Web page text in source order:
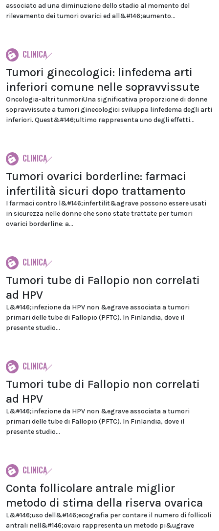
associato ad una diminuzione dello stadio al momento del
rilevamento dei tumori ovarici ed all&#146;aumento...
CLINICA
Tumori ginecologici: linfedema arti
inferiori comune nelle sopravvissute
Oncologia-altri tunmoriUna significativa proporzione di donne
sopravvissute a tumori ginecologici sviluppa linfedema degli arti
inferiori. Quest&#146;ultimo rappresenta uno degli effetti...
CLINICA
Tumori ovarici borderline: farmaci
infertilità sicuri dopo trattamento
I farmaci contro l&#146;infertilit&agrave possono essere usati
in sicurezza nelle donne che sono state trattate per tumori
ovarici borderline: a...
CLINICA
Tumori tube di Fallopio non correlati
ad HPV
L&#146;infezione da HPV non &egrave associata a tumori
primari delle tube di Fallopio (PFTC). In Finlandia, dove il
presente studio...
CLINICA
Tumori tube di Fallopio non correlati
ad HPV
L&#146;infezione da HPV non &egrave associata a tumori
primari delle tube di Fallopio (PFTC). In Finlandia, dove il
presente studio...
CLINICA
Conta follicolare antrale miglior
metodo di stima della riserva ovarica
L&#146;uso dell&#146;ecografia per contare il numero di follicoli
antrali nell&#146;ovaio rappresenta un metodo pi&ugrave